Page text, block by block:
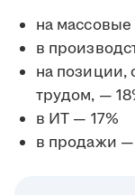
на
в
на позиции,
трудом, —
в ИТ — 17%
в продажи —